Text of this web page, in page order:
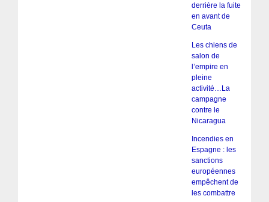
derrière la fuite
en avant de
Ceuta
Les chiens de
salon de
l’empire en
pleine
activité…La
campagne
contre le
Nicaragua
Incendies en
Espagne : les
sanctions
européennes
empêchent de
les combattre